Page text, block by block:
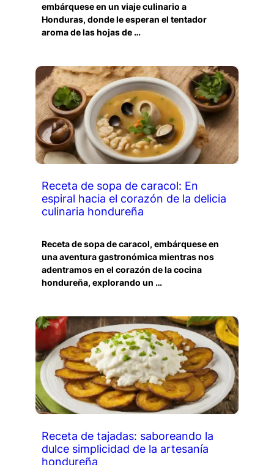
embárquese en un viaje culinario a
Honduras, donde le esperan el tentador
aroma de las hojas de …
Receta de sopa de caracol: En
espiral hacia el corazón de la delicia
culinaria hondureña
Receta de sopa de caracol, embárquese en
una aventura gastronómica mientras nos
adentramos en el corazón de la cocina
hondureña, explorando un …
Receta de tajadas: saboreando la
dulce simplicidad de la artesanía
hondureña